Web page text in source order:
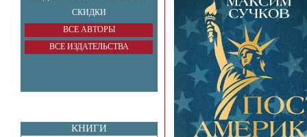
СКИДКИ
ВСЕ АВТОРЫ
ВСЕ ИЗДАТЕЛЬСТВА
КНИГИ